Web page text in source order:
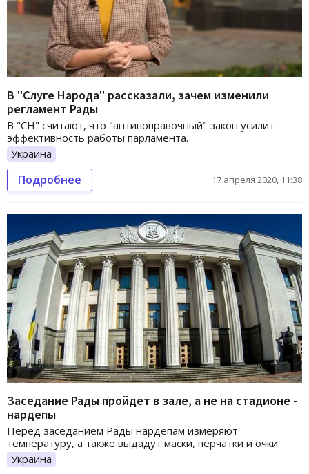
В "Слуге Народа" рассказали, зачем изменили
регламент Рады
В "СН" считают, что "антипоправочный" закон усилит
эффективность работы парламента.
Украина
Подробнее 17 апреля 2020, 11:38
Заседание Рады пройдет в зале, а не на стадионе -
нардепы
Перед заседанием Рады нардепам измеряют
температуру, а также выдадут маски, перчатки и очки.
Украина